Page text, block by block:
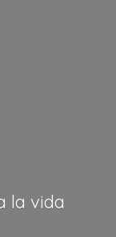
la vida